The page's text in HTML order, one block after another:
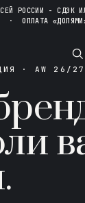
РОССИИ - СДЭК
·ОПЛАТА
· AW 26/27